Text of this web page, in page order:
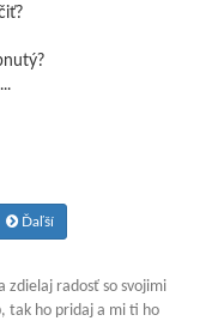
Ďaľší
zdielaj radosť so svojimi
tak ho pridaj a mi ti ho